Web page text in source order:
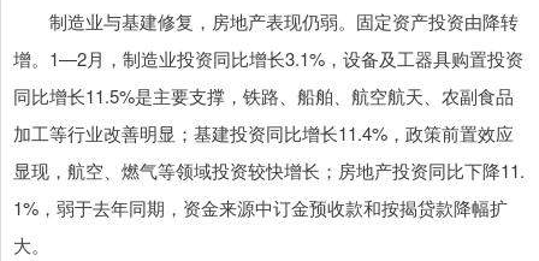
制造业与基建修复，房地产表现仍弱。固定资产投资由降转
增。1—2月，制造业投资同比增长3.1%，设备及工器具购置投资
同比增长11.5%是主要支撑，铁路、船舶、航空航天、农副食品
加工等行业改善明显；基建投资同比增长11.4%，政策前置效应
显现，航空、燃气等领域投资较快增长；房地产投资同比下降11.
1%，弱于去年同期，资金来源中订金预收款和按揭贷款降幅扩
大。